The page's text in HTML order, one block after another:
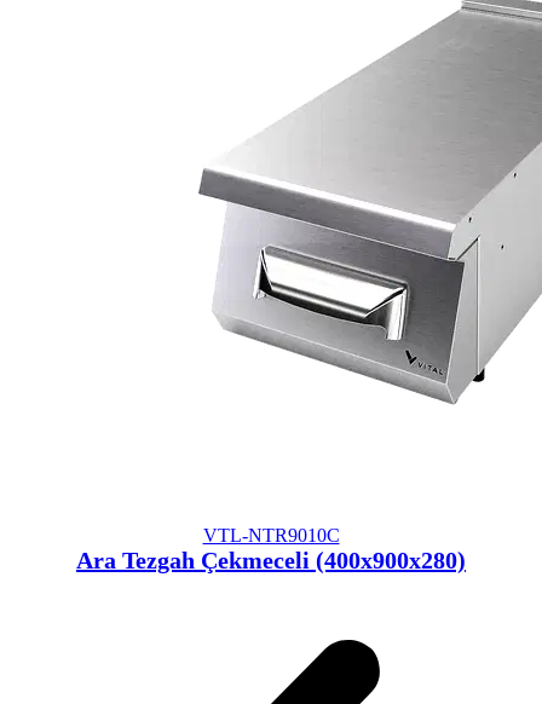
VTL-NTR9010C
Ara Tezgah Çekmeceli (400x900x280)